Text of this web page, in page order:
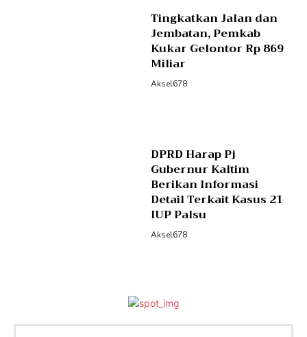
Tingkatkan Jalan dan
Jembatan, Pemkab
Kukar Gelontor Rp 869
Miliar
Aksel678
DPRD Harap Pj
Gubernur Kaltim
Berikan Informasi
Detail Terkait Kasus 21
IUP Palsu
Aksel678